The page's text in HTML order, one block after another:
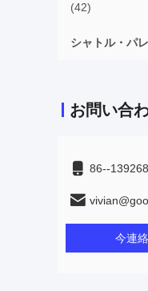
(42)
シャトル・パ
お問い合
86--
今連